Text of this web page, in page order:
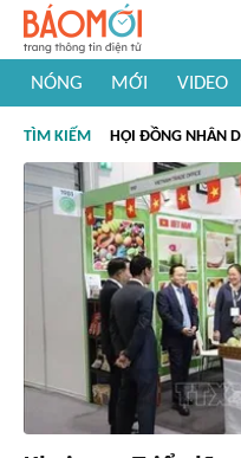
NÓNG MỚI VIDEO
#Khám phá thế giới
TÌM KIẾM HỘI ĐỒNG NHÂN